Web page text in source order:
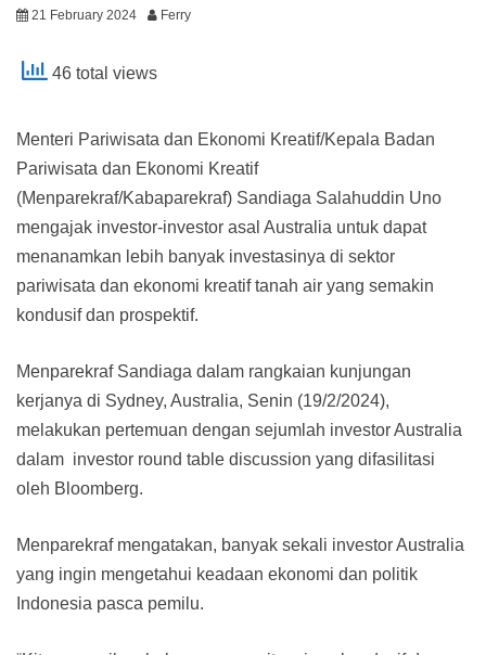
21 February 2024 Ferry
46 total views
Menteri Pariwisata dan Ekonomi Kreatif/Kepala Badan
Pariwisata dan Ekonomi Kreatif
(Menparekraf/Kabaparekraf) Sandiaga Salahuddin Uno
mengajak investor-investor asal Australia untuk dapat
menanamkan lebih banyak investasinya di sektor
pariwisata dan ekonomi kreatif tanah air yang semakin
kondusif dan prospektif.
Menparekraf Sandiaga dalam rangkaian kunjungan
kerjanya di Sydney, Australia, Senin (19/2/2024),
melakukan pertemuan dengan sejumlah investor Australia
dalam investor round table discussion yang difasilitasi
oleh Bloomberg.
Menparekraf mengatakan, banyak sekali investor Australia
yang ingin mengetahui keadaan ekonomi dan politik
Indonesia pasca pemilu.